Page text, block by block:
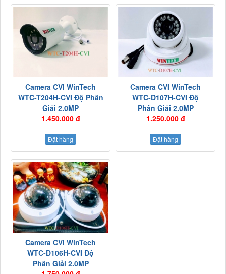
Camera CVI WinTech
WTC-T204H-CVI Độ Phân
Giải 2.0MP
1.450.000 đ
Đặt hàng
Camera CVI WinTech
WTC-D107H-CVI Độ
Phân Giải 2.0MP
1.250.000 đ
Đặt hàng
Camera CVI WinTech
WTC-D106H-CVI Độ
Phân Giải 2.0MP